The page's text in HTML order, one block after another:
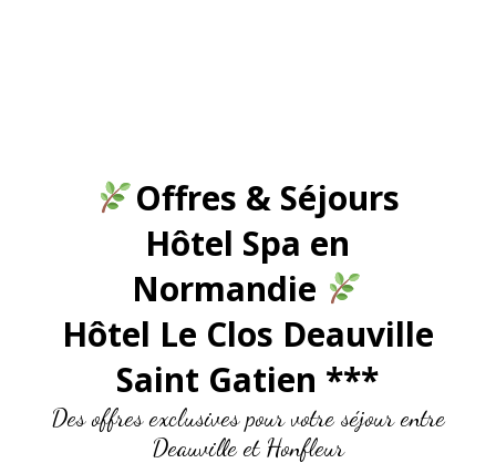
Offres & Séjours
Hôtel Spa en
Normandie
Hôtel Le Clos Deauville
Saint Gatien ***
Des offres exclusives pour votre séjour entre
Deauville et Honfleur